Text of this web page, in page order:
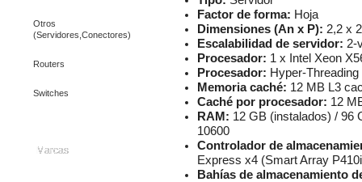
Otros
(Servidores,Conectores)
Routers
Switches
Marcas
Factor de forma: Hoja
Dimensiones (An x P): 2,2 x
Escalabilidad de servidor: 2-
Procesador: 1 x Intel Xeon
Procesador: Hyper-
Memoria caché: 12 MB L3
Caché por procesador: 12
RAM: 12 GB (instalados) / 96
10600
Controlador de
Express x4 (Smart Array
Bahías de almacenamiento